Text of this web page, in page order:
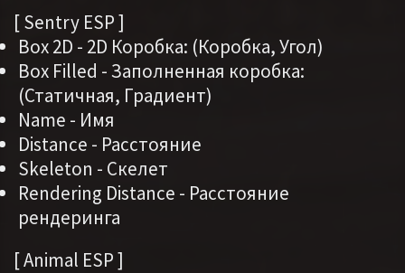
[ Sentry ESP ]
Box 2D - 2D Коробка: (Коробка, Угол)
Box Filled - Заполненная коробка:
(Статичная, Градиент)
Name - Имя
Distance - Расстояние
Skeleton - Скелет
Rendering Distance - Расстояние
рендеринга
[ Animal ESP ]